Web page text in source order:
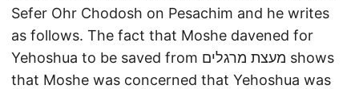
Sefer Ohr Chodosh on Pesachim and he writes
as follows. The fact that Moshe davened for
Yehoshua to be saved from מעצת מרגלים shows
that Moshe was concerned that Yehoshua was